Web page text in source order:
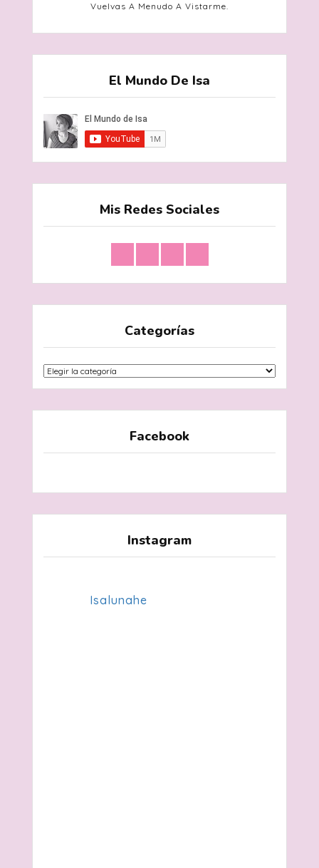
Vuelvas A Menudo A Vistarme.
El Mundo De Isa
Mis Redes Sociales
Categorías
Categorías
Facebook
Instagram
Isalunahe